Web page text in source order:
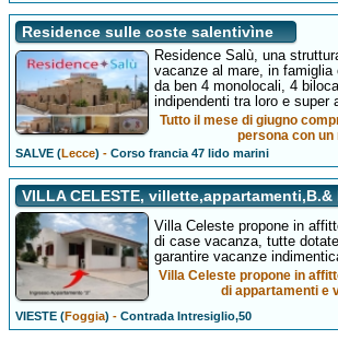
Residence sulle coste salentivìne
Residence Salù, una
vacanze al mare, in
da ben 4 monolocali, 4
indipendenti tra loro e super
Tutto il mese di giugno
persona con un
SALVE (Lecce) -Corso francia 47 lido marini
VILLA CELESTE, villette,appartamenti,B.&
Villa Celeste propone in
di case vacanza, tutte
garantire vacanze
Villa Celeste propone in
di appartamenti e
VIESTE (Foggia) -Contrada Intresiglio,50